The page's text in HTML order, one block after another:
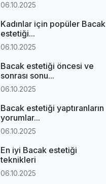
06.10.2025
Kadınlar için popüler Bacak
estetiği...
06.10.2025
Bacak estetiği öncesi ve
sonrası sonu...
06.10.2025
Bacak estetiği yaptıranların
yorumlar...
06.10.2025
En iyi Bacak estetiği
teknikleri
06.10.2025